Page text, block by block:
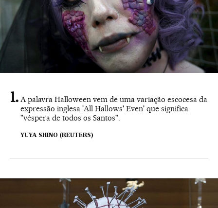
A palavra Halloween vem de uma variação escocesa da
expressão inglesa 'All Hallows' Even' que significa
"véspera de todos os Santos".
YUYA SHINO (REUTERS)